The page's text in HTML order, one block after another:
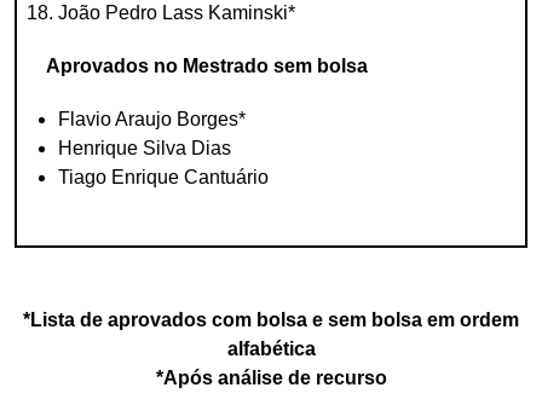
João Pedro Lass Kaminski*
Aprovados no Mestrado sem bolsa
Flavio Araujo Borges*
Henrique Silva Dias
Tiago Enrique Cantuário
*Lista de aprovados com bolsa e sem bolsa em ordem
alfabética
*Após análise de recurso